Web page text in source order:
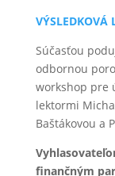
VÝSLEDKOVÁ
Súčasťou
odbornou
workshop pre
lektormi
Baštákovou a
finančným